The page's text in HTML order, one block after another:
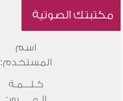
مكتبتك الصوتية
اسم
المستخدم:
كـلـــمـة